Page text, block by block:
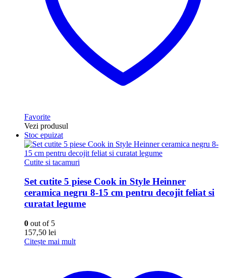
Favorite
Vezi produsul
Stoc epuizat
Cutite si tacamuri
Set cutite 5 piese Cook in Style Heinner
ceramica negru 8-15 cm pentru decojit feliat si
curatat legume
0 out of 5
157,50 lei
Citește mai mult